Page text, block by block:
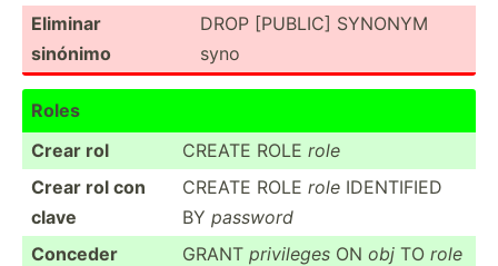
Eliminar
sinónimo
DROP [PUBLIC] SYNONYM
syno
Roles
Crear rol
CREATE ROLE role
Crear rol con
clave
CREATE ROLE role IDENTIFIED
BY password
Conceder
GRANT privileges ON obj TO role